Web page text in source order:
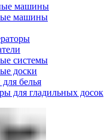
машины
машины
системы
доски
белья
для гладильных досок